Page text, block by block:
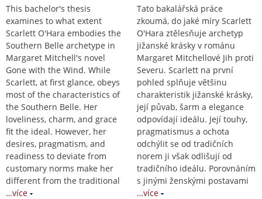
This bachelor's thesis
examines to what extent
Scarlett O'Hara embodies the
Southern Belle archetype in
Margaret Mitchell's novel
Gone with the Wind. While
Scarlett, at first glance, obeys
most of the characteristics of
the Southern Belle. Her
loveliness, charm, and grace
fit the ideal. However, her
desires, pragmatism, and
readiness to deviate from
customary norms make her
different from the traditional
…více
Tato bakalářská práce
zkoumá, do jaké míry Scarlett
O'Hara ztělesňuje archetyp
jižanské krásky v románu
Margaret Mitchellové Jih proti
Severu. Scarlett na první
pohled splňuje většinu
charakteristik jižanské krásky,
její půvab, šarm a elegance
odpovídají ideálu. Její touhy,
pragmatismus a ochota
odchýlit se od tradičních
norem ji však odlišují od
tradičního ideálu. Porovnáním
s jinými ženskými postavami
…více